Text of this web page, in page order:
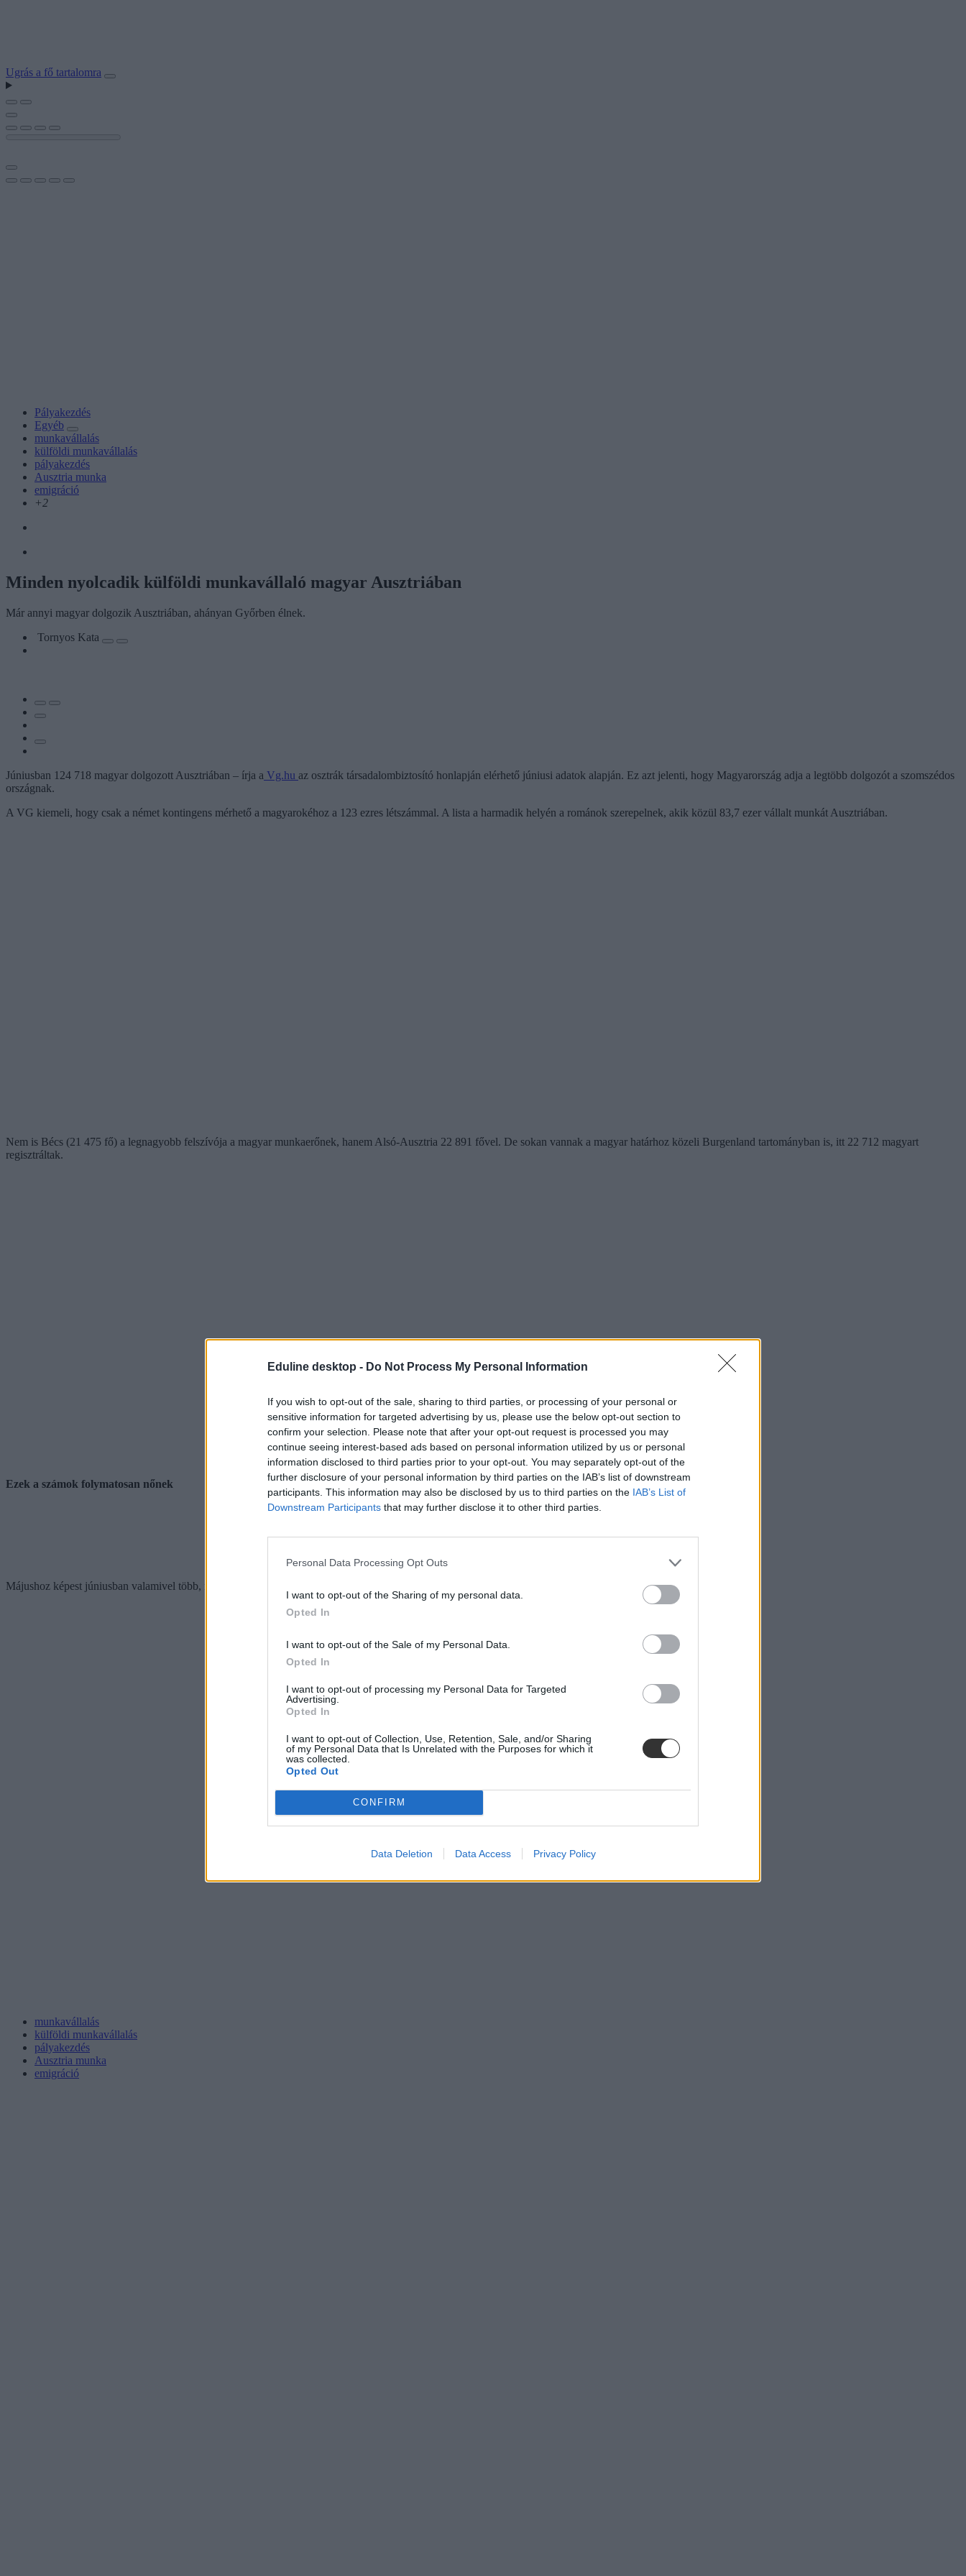
Eduline desktop - Do Not Process My Personal Information
If you wish to opt-out of the sale, sharing to third parties, or processing of your personal or
sensitive information for targeted advertising by us, please use the below opt-out section to
confirm your selection. Please note that after your opt-out request is processed you may
continue seeing interest-based ads based on personal information utilized by us or personal
information disclosed to third parties prior to your opt-out. You may separately opt-out of the
further disclosure of your personal information by third parties on the IAB’s list of downstream
participants. This information may also be disclosed by us to third parties on the IAB’s List of
Downstream Participants that may further disclose it to other third parties.
Personal Data Processing Opt Outs
I want to opt-out of the Sharing of my personal data.
Opted In
I want to opt-out of the Sale of my Personal Data.
Opted In
I want to opt-out of processing my Personal Data for Targeted
Advertising.
Opted In
I want to opt-out of Collection, Use, Retention, Sale, and/or Sharing
of my Personal Data that Is Unrelated with the Purposes for which it
was collected.
Opted Out
CONFIRM
Data Deletion Data Access Privacy Policy
Ugrás a fő tartalomra
Pályakezdés
Egyéb
munkavállalás
külföldi munkavállalás
pályakezdés
Ausztria munka
emigráció
+2
Minden nyolcadik külföldi munkavállaló magyar Ausztriában
Már annyi magyar dolgozik Ausztriában, ahányan Győrben élnek.
Tornyos Kata
Júniusban 124 718 magyar dolgozott Ausztriában – írja a Vg.hu az osztrák társadalombiztosító honlapján elérhető júniusi adatok alapján. Ez azt jelenti, hogy Magyarország adja a legtöbb dolgozót a szomszédos
országnak.
A VG kiemeli, hogy csak a német kontingens mérhető a magyarokéhoz a 123 ezres létszámmal. A lista a harmadik helyén a románok szerepelnek, akik közül 83,7 ezer vállalt munkát Ausztriában.
Nem is Bécs (21 475 fő) a legnagyobb felszívója a magyar munkaerőnek, hanem Alsó-Ausztria 22 891 fővel. De sokan vannak a magyar határhoz közeli Burgenland tartományban is, itt 22 712 magyart
regisztráltak.
Ezek a számok folymatosan nőnek
Májushoz képest júniusban valamivel több, mint 22 ezer fővel nőtt az Ausztriában munkát vállaló külföldiek száma. Ebből mintegy ötezren magyarok.
munkavállalás
külföldi munkavállalás
pályakezdés
Ausztria munka
emigráció